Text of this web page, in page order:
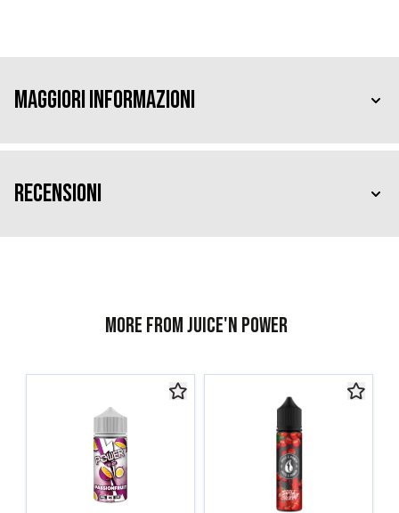
Maggiori Informazioni
Recensioni
More from Juice'n Power